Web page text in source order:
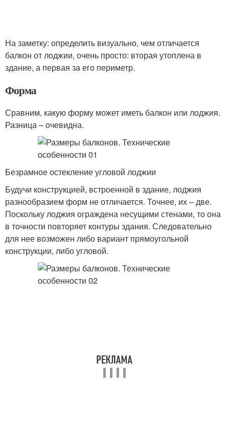
На заметку: определить визуально, чем отличается
балкон от лоджии, очень просто: вторая утоплена в
здание, а первая за его периметр.
Форма
Сравним, какую форму может иметь балкон или лоджия.
Разница – очевидна.
Безрамное остекление угловой лоджии
Будучи конструкцией, встроенной в здание, лоджия
разнообразием форм не отличается. Точнее, их – две.
Поскольку лоджия ограждена несущими стенами, то она
в точности повторяет контуры здания. Следовательно
для нее возможен либо вариант прямоугольной
конструкции, либо угловой.